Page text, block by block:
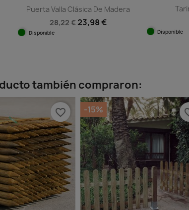
Puerta Valla Clásica De Madera
28,22 € 23,98 €
Disponible Disponible
también compraron:
favorite_border -15%